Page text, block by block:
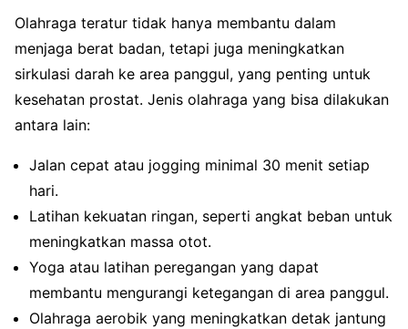
Olahraga teratur tidak hanya membantu dalam
menjaga berat badan, tetapi juga meningkatkan
sirkulasi darah ke area panggul, yang penting untuk
kesehatan prostat. Jenis olahraga yang bisa dilakukan
antara lain:
Jalan cepat atau jogging minimal 30 menit setiap
hari.
Latihan kekuatan ringan, seperti angkat beban untuk
meningkatkan massa otot.
Yoga atau latihan peregangan yang dapat
membantu mengurangi ketegangan di area panggul.
Olahraga aerobik yang meningkatkan detak jantung